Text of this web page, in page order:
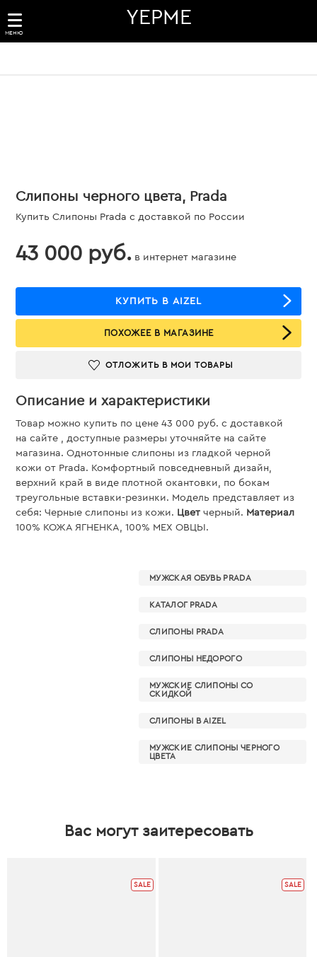
МЕНЮ
YEPME
Слипоны черного цвета, Prada
Купить Слипоны Prada с доставкой по России
43 000 руб. в интернет магазине
КУПИТЬ В AIZEL
ПОХОЖЕЕ В МАГАЗИНЕ
ОТЛОЖИТЬ В МОИ ТОВАРЫ
Описание и характеристики
Товар можно купить по цене 43 000 руб. c доставкой
на сайте , доступные размеры уточняйте на сайте
магазина. Однотонные слипоны из гладкой черной
кожи от Prada. Комфортный повседневный дизайн,
верхний край в виде плотной окантовки, по бокам
треугольные вставки-резинки. Модель представляет из
себя: Черные слипоны из кожи. Цвет черный. Материал
100% КОЖА ЯГНЕНКА, 100% МЕХ ОВЦЫ.
МУЖСКАЯ ОБУВЬ PRADA
КАТАЛОГ PRADA
СЛИПОНЫ PRADA
СЛИПОНЫ НЕДОРОГО
МУЖСКИЕ СЛИПОНЫ СО
СКИДКОЙ
СЛИПОНЫ В AIZEL
МУЖСКИЕ СЛИПОНЫ ЧЕРНОГО
ЦВЕТА
Вас могут заитересовать
SALE SALE